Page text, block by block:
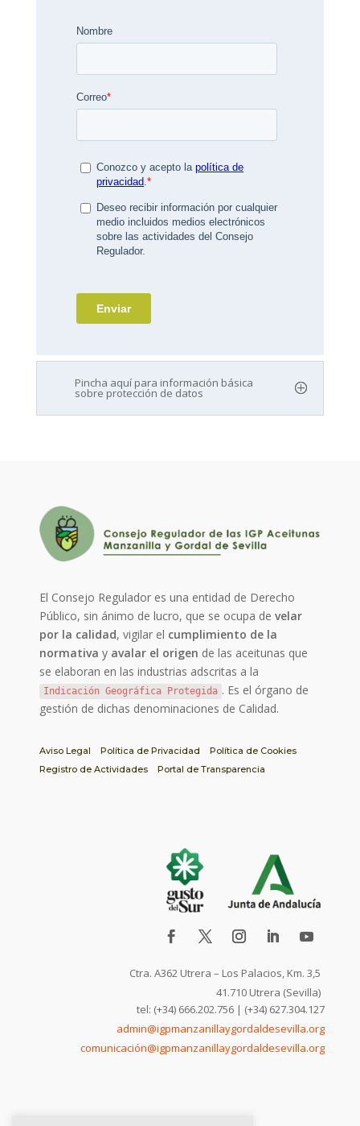
Pincha aquí para información básica
sobre protección de datos
El Consejo Regulador es una entidad de Derecho
Público, sin ánimo de lucro, que se ocupa develar
por la calidad, vigilar el cumplimiento de la
normativa y avalar el origen de las aceitunas que
se elaboran en las industrias adscritas a la
Indicación Geográfica Protegida . Es el órgano de
gestión de dichas denominaciones de Calidad.
Aviso Legal Política de Privacidad
Política de Cookies
Registro de Actividades
Portal de Transparencia
Ctra. A362 Utrera – Los Palacios, Km. 3,5
41.710 Utrera (Sevilla)
tel: (+34) 666.202.756 | (+34) 627.304.127
admin@igpmanzanillaygordaldesevilla.org
comunicación@igpmanzanillaygordaldesevilla.org